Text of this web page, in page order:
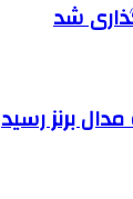
شد
برنز رسید